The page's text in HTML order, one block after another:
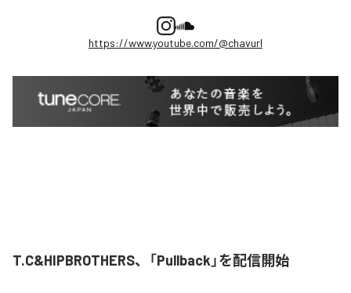
https://www.youtube.com/@chavurl
T.C&HIPBROTHERS、「Pullback」を配信開始